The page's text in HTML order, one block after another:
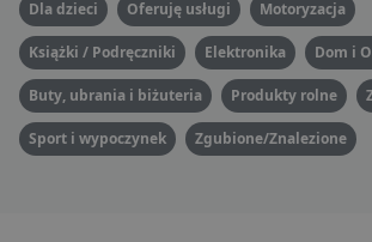
Dla dzieci Oferuję usługi Motoryzacja
Książki / Podręczniki Elektronika Dom i
Buty, ubrania i biżuteria Produkty rolne
Sport i wypoczynek Zgubione/Znalezione